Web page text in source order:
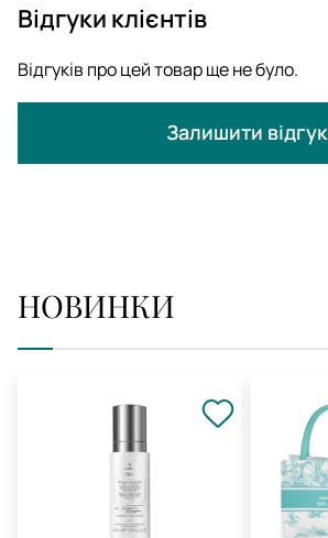
Відгуки клієнтів
Відгуків про цей товар ще не було.
Залишити відгук
НОВИНКИ